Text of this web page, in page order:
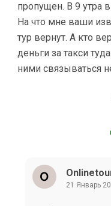
пропущен. В 9 утра
На что мне ваши
тур вернут. А кто
деньги за такси
ними связываться
21 Январь